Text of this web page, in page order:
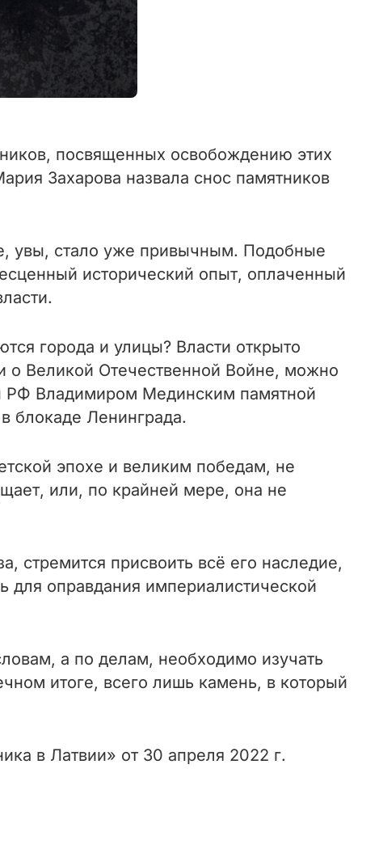
посвященных освобождению этих
Захарова назвала снос памятников
увы, стало уже привычным. Подобные
исторический опыт, оплаченный
города и улицы? Власти открыто
о Великой Отечественной Войне, можно
РФ Владимиром Мединским памятной
блокаде Ленинграда.
эпохе и великим победам, не
или, по крайней мере, она не
стремится присвоить всё его наследие,
для оправдания империалистической
а по делам, необходимо изучать
итоге, всего лишь камень, в который
в Латвии» от 30 апреля 2022 г.